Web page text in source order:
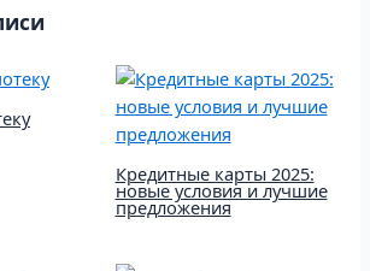
Кредитные карты 2025:
новые условия и лучшие
предложения